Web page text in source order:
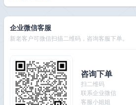
企业微信客服
新老客户可微信扫描二维码，咨询客服下单。
咨询下单
扫二维码
联系企业微信
客服小姐姐